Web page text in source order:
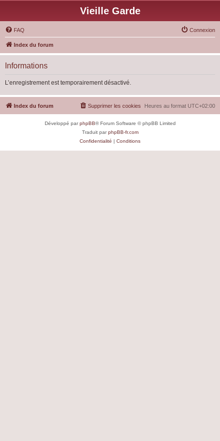
Vieille Garde
FAQ Connexion
Index du forum
Informations
L’enregistrement est temporairement désactivé.
Index du forum Heures au format UTC+02:00
Supprimer les cookies
Développé parphpBB® Forum Software © phpBB Limited
Traduit parphpBB-fr.com
Confidentialité | Conditions